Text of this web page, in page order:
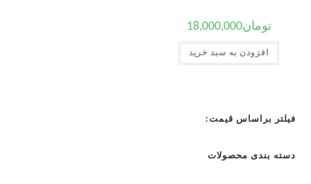
تومان18,000,000
افزودن به سبد خرید
فیلتر براساس قیمت:
دسته بندی محصولات